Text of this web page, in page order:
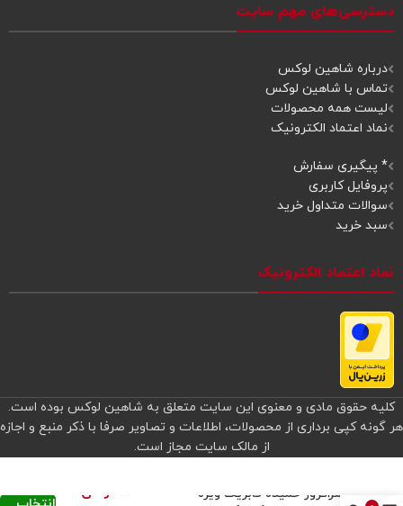
دسترسی‌های مهم سایت
درباره شاهین لوکس
تماس با شاهین لوکس
لیست همه محصولات
نماد اعتماد الکترونیک
* پیگیری سفارش
پروفایل کاربری
سوالات متداول خرید
سبد خرید
نماد اعتماد الکترونیک
کلیه حقوق مادی و معنوی این سایت متعلق به شاهین لوکس بوده است.
هر گونه کپی برداری از محصولات، اطلاعات و تصاویر صرفا با ذکر منبع و اجازه
از مالک سایت مجاز است.
سراگزوز خمیده فابریک ویژه
840.000 تومان